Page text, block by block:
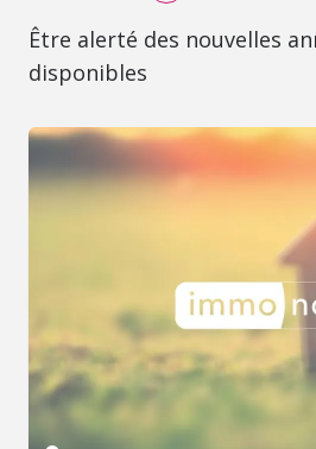
Être alerté des nouvelles
disponibles